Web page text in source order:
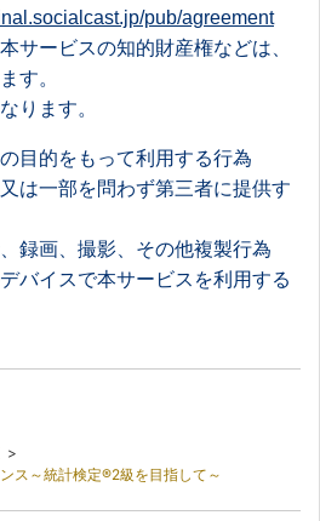
pub/agreement
サービスの知的財産権などは、
す。
ります。
目的をもって利用する行為
は一部を問わず第三者に提供す
録画、撮影、その他複製行為
バイスで本サービスを利用する
>
ス～統計検定®2級を目指して～